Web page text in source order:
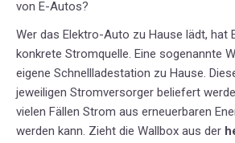
von E-Autos?
Wer das Elektro-Auto zu Hause lädt, hat
konkrete Stromquelle. Eine sogenannte
eigene Schnellladestation zu Hause.
jeweiligen Stromversorger beliefert
vielen Fällen Strom aus erneuerbaren
werden kann. Zieht die Wallbox aus der